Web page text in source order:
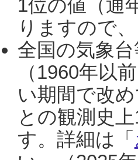
1位の値（通
りますので
全国の気象
（1960年以
い期間で改
との観測史
す。詳細は「